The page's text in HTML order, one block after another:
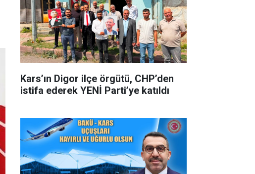
Kars’ın Digor ilçe örgütü, CHP’den
istifa ederek YENİ Parti’ye katıldı